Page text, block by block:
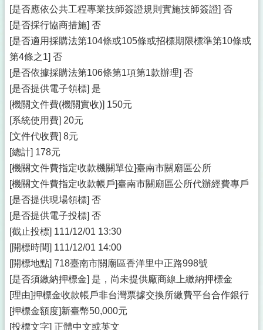
[是否應依公共工程專業技師簽證規則實施技師簽證] 否
[是否採行協商措施] 否
[是否適用採購法第104條或105條或招標期限標準第10條或
第4條之1] 否
[是否依據採購法第106條第1項第1款辦理] 否
[是否提供電子領標] 是
[機關文件費(機關實收)] 150元
[系統使用費] 20元
[文件代收費] 8元
[總計] 178元
[機關文件費指定收款機關單位]臺南市關廟區公所
[機關文件費指定收款帳戶]臺南市關廟區公所代辦經費專戶
[是否提供現場領標] 否
[是否提供電子投標] 否
[截止投標] 111/12/01 13:30
[開標時間] 111/12/01 14:00
[開標地點] 718臺南市關廟區香洋里中正路998號
[是否須繳納押標金] 是，尚未提供廠商線上繳納押標金
[理由]押標金收款帳戶非台灣票據交換所繳費平台合作銀行
[押標金額度]新臺幣50,000元
[投標文字] 正體中文或英文